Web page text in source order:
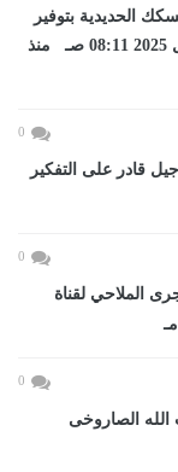
الحديدية بتوفير
أماكن في رحلات...اليوم الأربعاء، 2 أبريل 2025 08:11 صـ منذ
0
قادر على التفكير
0
الملاحي لقناة
0